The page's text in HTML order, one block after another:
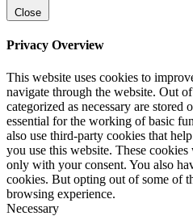
Close
Privacy Overview
This website uses cookies to
navigate through the website. Out
categorized as necessary are stored
essential for the working of basic
also use third-party cookies that
you use this website. These
only with your consent. You also
cookies. But opting out of some of
browsing experience.
Necessary